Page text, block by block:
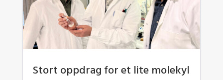
Stort oppdrag for et lite molekyl